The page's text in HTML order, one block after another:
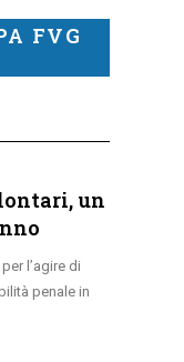
FVG
un
l’agire di
penale in